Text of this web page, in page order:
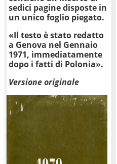
sedici pagine disposte in
un unico foglio piegato.
«Il testo è stato redatto
a Genova nel Gennaio
1971, immediatamente
dopo i fatti di Polonia».
Versione originale